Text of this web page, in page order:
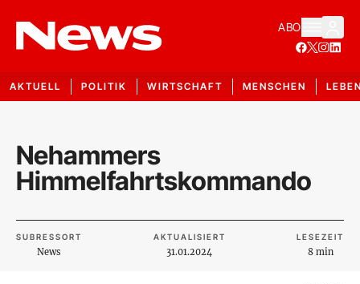
ABO
AKTUELL POLITIK WIRTSCHAFT MENSCHEN
Nehammers
Himmelfahrtskommando
SUBRESSORT
News
AKTUALISIERT
31.01.2024
LESEZEIT
8 min